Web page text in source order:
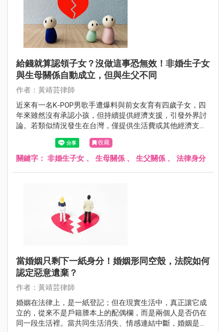
給錢就算認領子女？沒做這事恐無效！非婚生子女
與生母關係自動成立，但與生父不同
作者：黃靖芸律師
近來有一名K-POP男歌手遭爆料與前女友育有四歲子女，四
年來雖然沒有承認小孩，但持續提供經濟支援，引發外界討
論。若類似情況發生在台灣，僅提供生活費或其他經濟支
持，是否就等同於法律上的認領？
收藏
關鍵字： 非婚生子女 、 生母關係 、 生父關係 、 法律身分
當婚姻只剩下一紙身分！婚姻形同空殼，法院如何
認定惡意遺棄？
作者：黃靖芸律師
婚姻在法律上，是一紙登記；但在現實生活中，真正讓它成
立的，從來不是戶籍謄本上的配偶欄，而是兩個人是否仍在
同一段生活裡。當共同生活消失、情感連結中斷，婚姻是否